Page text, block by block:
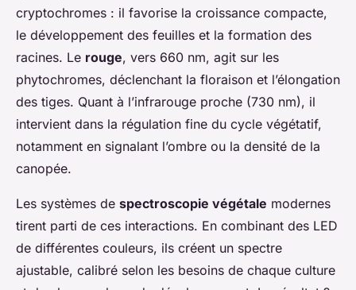
cryptochromes : il favorise la croissance compacte,
le développement des feuilles et la formation des
racines. Le rouge, vers 660 nm, agit sur les
phytochromes, déclenchant la floraison et l’élongation
des tiges. Quant à l’infrarouge proche (730 nm), il
intervient dans la régulation fine du cycle végétatif,
notamment en signalant l’ombre ou la densité de la
canopée.
Les systèmes de spectroscopie végétale modernes
tirent parti de ces interactions. En combinant des LED
de différentes couleurs, ils créent un spectre
ajustable, calibré selon les besoins de chaque culture